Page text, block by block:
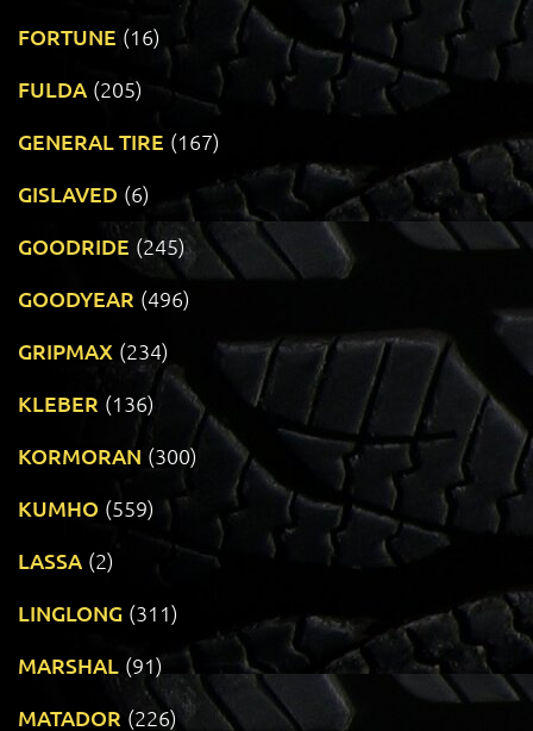
FORTUNE (16)
FULDA (205)
GENERAL TIRE (167)
GISLAVED (6)
GOODRIDE (245)
GOODYEAR (496)
GRIPMAX (234)
KLEBER (136)
KORMORAN (300)
KUMHO (559)
LASSA (2)
LINGLONG (311)
MARSHAL (91)
MATADOR (226)